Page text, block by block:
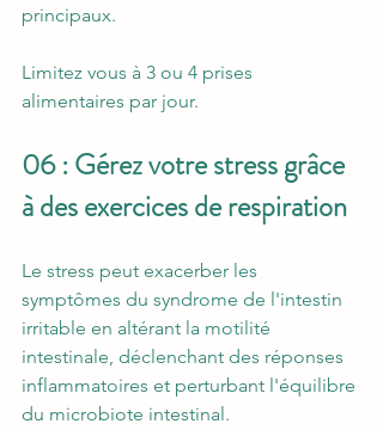
principaux.
Limitez vous à 3 ou 4 prises
alimentaires par jour.
06 : Gérez votre stress grâce
à des exercices de respiration
Le stress peut exacerber les
symptômes du syndrome de l'intestin
irritable en altérant la motilité
intestinale, déclenchant des réponses
inflammatoires et perturbant l'équilibre
du microbiote intestinal.